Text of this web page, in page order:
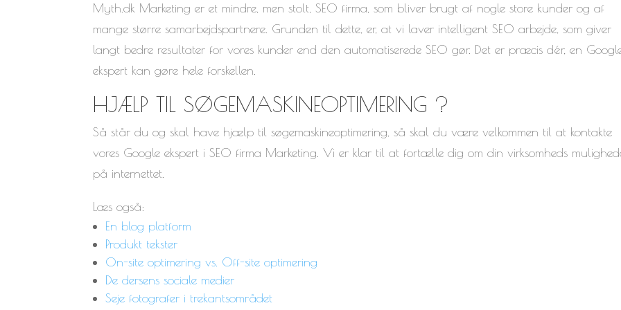
Myth.dk Marketing er et mindre, men stolt, SEO firma, som bliver brugt af nogle store kunder og af
mange større samarbejdspartnere. Grunden til dette, er, at vi laver intelligent SEO arbejde, som giver
langt bedre resultater for vores kunder end den automatiserede SEO gør. Det er præcis dér, en
ekspert kan gøre hele forskellen.
HJÆLP TIL SØGEMASKINEOPTIMERING ?
Så står du og skal have hjælp til søgemaskineoptimering, så skal du være velkommen til at kontakte
vores Google ekspert i SEO firma Marketing. Vi er klar til at fortælle dig om din virksomheds
på internettet.
Læs også:
En blog platform
Produkt tekster
On-site optimering vs. Off-site optimering
De dersens sociale medier
Seje fotografer i trekantsområdet